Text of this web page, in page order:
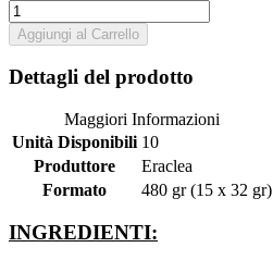
Aggiungi al Carrello
Dettagli del prodotto
Maggiori Informazioni
Unità Disponibili 10
Produttore
Eraclea
Formato
480 gr (15 x 32 gr)
INGREDIENTI: